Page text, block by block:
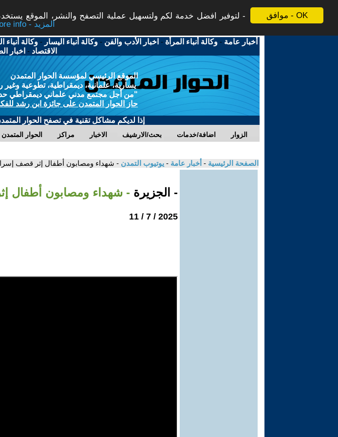
موافق - OK
لتوفير افضل خدمة لكم ولتسهيل عملية التصفح والنشر، الموقع
More info - المزيد
أخبار عامة -وكالة أنباء المرأة - اخبار الأدب والفن -وكالة أنباء اليسار -وكالة أنباء
الاقتصاد - اخبار
الموقع الرئيسي لمؤسسة الحوار المتمدن
يسارية، علمانية، ديمقراطية، تطوعية وغير
"من أجل مجتمع مدني علماني ديمقراطي
حاز الحوار المتمدن على جائزة ابن رشد
إذا لديكم مشاكل تقنية في تصفح الحوار
الحوار المتمدن مراكز الاخبار بحث/الارشيف اضافة/خدمات الزوار
الصفحة الرئيسية - أخبار عامة - يوتيوب التمدن - شهداء ومصابون أطفال إثر قصف
- الجزيرة - شهداء ومصابون أطفال
2025 / 7 / 11